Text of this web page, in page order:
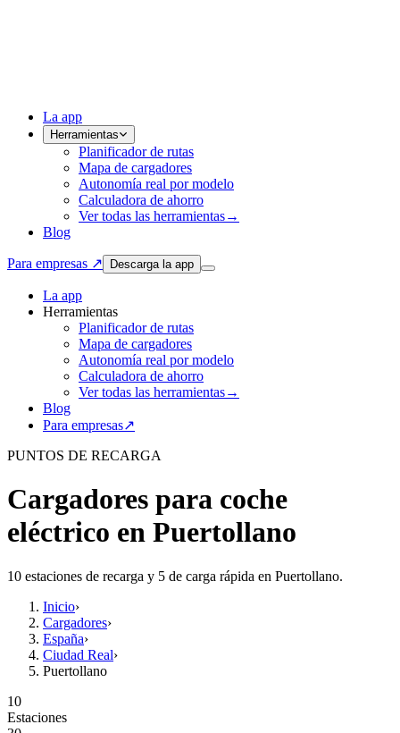
La app
Herramientas
Planificador de rutas
Mapa de cargadores
Autonomía real por modelo
Calculadora de ahorro
Ver todas las herramientas→
Blog
Para empresas ↗ Descarga la app
La app
Herramientas
Planificador de rutas
Mapa de cargadores
Autonomía real por modelo
Calculadora de ahorro
Ver todas las herramientas→
Blog
Para empresas↗
PUNTOS DE RECARGA
Cargadores para coche
eléctrico en Puertollano
10 estaciones de recarga y 5 de carga rápida en Puertollano.
Inicio›
Cargadores›
España›
Ciudad Real›
Puertollano
10
Estaciones